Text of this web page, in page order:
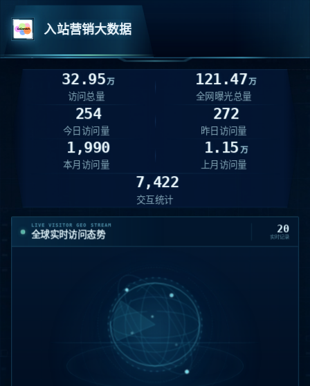
入站营销大数据
32.95万
访问总量
121.47万
全网曝光总量
254
今日访问量
272
昨日访问量
1,990
本月访问量
1.15万
上月访问量
7,422
交互统计
LIVE VISITOR GEO STREAM
全球实时访问态势 20
实时记录